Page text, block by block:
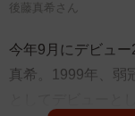
後藤真希さん
今年9月にデビュ
真希。1999年、弱